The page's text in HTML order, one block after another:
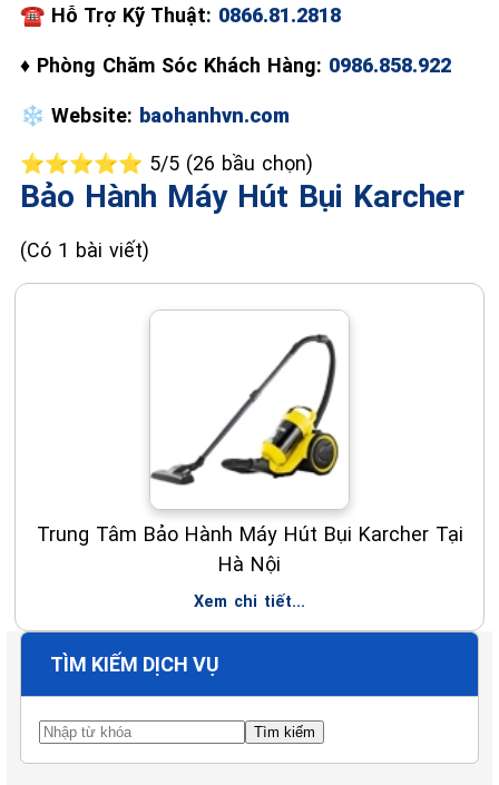
☎ Hỗ Trợ Kỹ Thuật: 0866.81.2818
♦ Phòng Chăm Sóc Khách Hàng: 0986.858.922
❄️ Website: baohanhvn.com
⭐⭐⭐⭐⭐ 5/5 (26 bầu chọn)
Bảo Hành Máy Hút Bụi Karcher
(Có 1 bài viết)
Trung Tâm Bảo Hành Máy Hút Bụi Karcher Tại
Hà Nội
Xem chi tiết...
TÌM KIẾM DỊCH VỤ